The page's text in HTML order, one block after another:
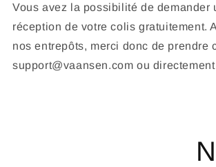
Vous avez la possibilité de
réception de votre colis gratuitement.
nos entrepôts, merci donc de prendre
support@vaansen.com ou